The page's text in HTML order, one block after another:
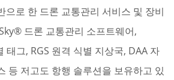
으로 한 드론 교통관리 서비스 및 장비
드론 교통관리 소프트웨어,
그, RGS 원격 식별 지상국, DAA 자
등 저고도 항행 솔루션을 보유하고 있